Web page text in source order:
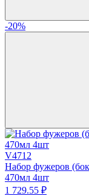
-20%
V4712
Набор фужеров
470мл 4шт
1 729.55 ₽